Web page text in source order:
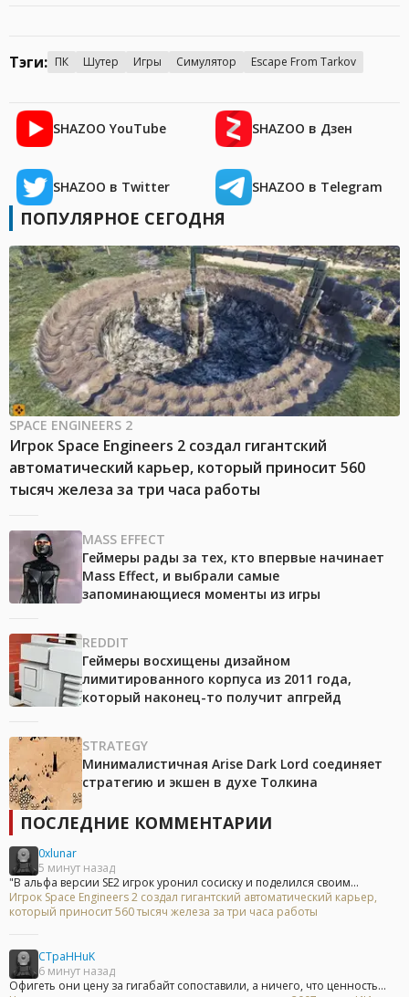
Тэги: ПК Шутер Игры Симулятор Escape From Tarkov
SHAZOO YouTube SHAZOO в Дзен
SHAZOO в Twitter SHAZOO в Telegram
ПОПУЛЯРНОЕ СЕГОДНЯ
SPACE ENGINEERS 2
Игрок Space Engineers 2 создал гигантский
автоматический карьер, который приносит 560
тысяч железа за три часа работы
MASS EFFECT
Геймеры рады за тех, кто впервые начинает
Mass Effect, и выбрали самые
запоминающиеся моменты из игры
REDDIT
Геймеры восхищены дизайном
лимитированного корпуса из 2011 года,
который наконец-то получит апгрейд
STRATEGY
Минималистичная Arise Dark Lord соединяет
стратегию и экшен в духе Толкина
ПОСЛЕДНИЕ КОММЕНТАРИИ
0xlunar
5 минут назад
"В альфа версии SE2 игрок уронил сосиску и поделился своим...
Игрок Space Engineers 2 создал гигантский автоматический карьер,
который приносит 560 тысяч железа за три часа работы
CTpaHHuK
6 минут назад
Офигеть они цену за гигабайт сопоставили, а ничего, что ценность...